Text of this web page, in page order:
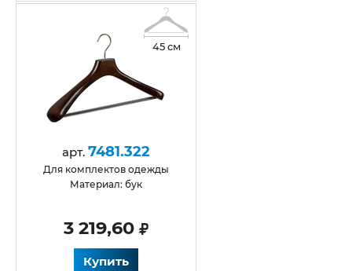
45 см
арт. 7481.322
для комплектов одежды
Материал: бук
3 219,60
Купить